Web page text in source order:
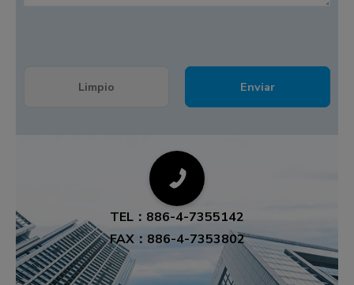
TEL： 886-4-7355142
FAX： 886-4-7353802